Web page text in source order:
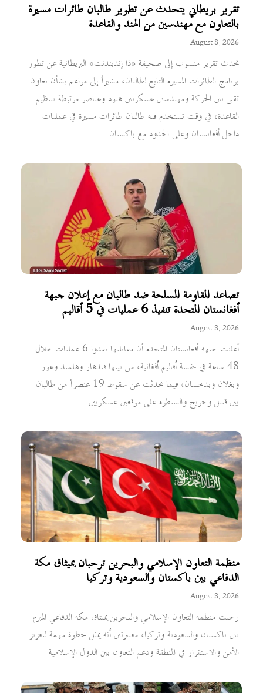
تقرير بريطاني يتحدث عن تطوير طالبان طائرات مسيرة
بالتعاون مع مهندسين من الهند والقاعدة
August 8, 2026
تحدث تقرير منسوب إلى صحيفة «ذا إندبندنت» البريطانية عن تطور
برنامج الطائرات المسيرة التابع لطالبان، مشيراً إلى مزاعم بشأن تعاون
تقني بين الحركة ومهندسين عسكريين هنود وعناصر مرتبطة بتنظيم
القاعدة، في وقت تستخدم فيه طالبان طائرات مسيرة في عمليات
داخل أفغانستان وعلى الحدود مع باكستان
تصاعد المقاومة المسلحة ضد طالبان مع إعلان جبهة
أفغانستان المتحدة تنفيذ 6 عمليات في 5 أقاليم
August 8, 2026
أعلنت جبهة أفغانستان المتحدة أن مقاتليها نفذوا 6 عمليات خلال
48 ساعة في خمسة أقاليم أفغانية، من بينها قندهار وهلمند وغور
وبغلان وبدخشان، فيما تحدثت عن سقوط 19 عنصراً من طالبان
بين قتيل وجريح والسيطرة على موقعين عسكريين
منظمة التعاون الإسلامي والبحرين ترحبان بميثاق مكة
الدفاعي بين باكستان والسعودية وتركيا
August 8, 2026
رحبت منظمة التعاون الإسلامي والبحرين بميثاق مكة الدفاعي المبرم
بين باكستان والسعودية وتركيا، معتبرتين أنه يمثل خطوة مهمة لتعزيز
الأمن والاستقرار في المنطقة ودعم التعاون بين الدول الإسلامية